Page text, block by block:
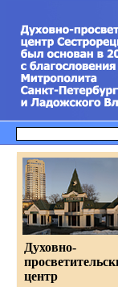
Духовно-
центр